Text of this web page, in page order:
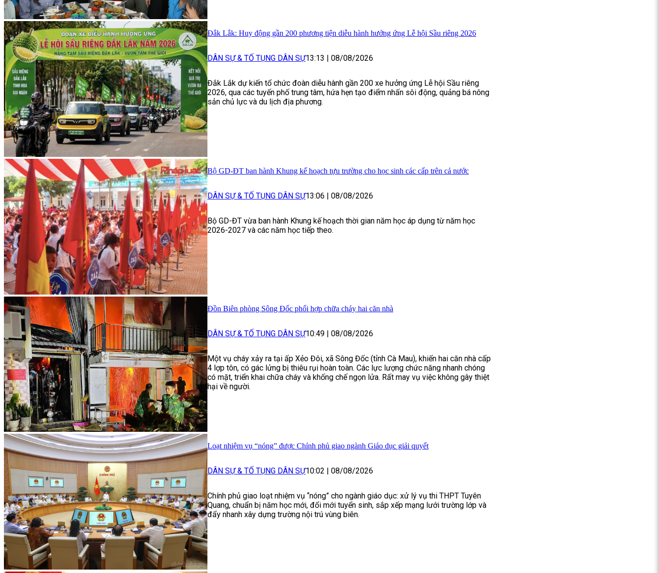
Đắk Lắk: Huy động gần 200 phương tiện diễu hành hưởng ứng Lễ hội Sầu riêng 2026
DÂN SỰ & TỐ TỤNG DÂN SỰ13:13 08/08/2026
Đắk Lắk dự kiến tổ chức đoàn diễu hành gần 200 xe hưởng ứng Lễ hội Sầu riêng
2026, qua các tuyến phố trung tâm, hứa hẹn tạo điểm nhấn sôi động, quảng bá nông
sản chủ lực và du lịch địa phương.
Bộ GD-ĐT ban hành Khung kế hoạch tựu trường cho học sinh các cấp trên cả nước
DÂN SỰ & TỐ TỤNG DÂN SỰ13:06 | 08/08/2026
Bộ GD-ĐT vừa ban hành Khung kế hoạch thời gian năm học áp dụng từ năm học
2026-2027 và các năm học tiếp theo.
Đồn Biên phòng Sông Đốc phối hợp chữa cháy hai căn nhà
DÂN SỰ & TỐ TỤNG DÂN SỰ10:49 | 08/08/2026
Một vụ cháy xảy ra tại ấp Xẻo Đôi, xã Sông Đốc (tỉnh Cà Mau), khiến hai căn nhà cấp
4 lợp tôn, có gác lửng bị thiêu rụi hoàn toàn. Các lực lượng chức năng nhanh chóng
có mặt, triển khai chữa cháy và khống chế ngọn lửa. Rất may vụ việc không gây thiệt
hại về người.
Loạt nhiệm vụ “nóng” được Chính phủ giao ngành Giáo dục giải quyết
DÂN SỰ & TỐ TỤNG DÂN SỰ10:02 08/08/2026
Chính phủ giao loạt nhiệm vụ “nóng” cho ngành giáo dục: xử lý vụ thi THPT Tuyên
Quang, chuẩn bị năm học mới, đổi mới tuyển sinh, sắp xếp mạng lưới trường lớp và
đẩy nhanh xây dựng trường nội trú vùng biên.